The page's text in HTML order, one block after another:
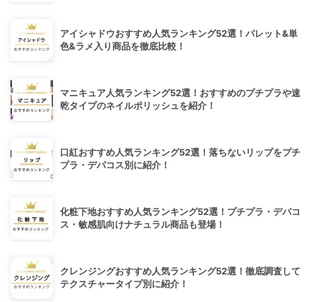
アイシャドウおすすめ人気ランキング52選！パレット&単
色&ラメ入り商品を徹底比較！
マニキュア人気ランキング52選！おすすめのプチプラや速
乾タイプのネイルポリッシュを紹介！
口紅おすすめ人気ランキング52選！落ちないリップをプチ
プラ・デパコス別に紹介！
化粧下地おすすめ人気ランキング52選！プチプラ・デパコ
ス・敏感肌向けナチュラル商品も登場！
クレンジングおすすめ人気ランキング52選！徹底調査して
テクスチャータイプ別に紹介！